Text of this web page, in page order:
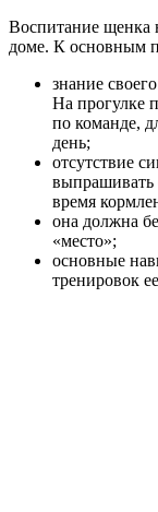
Воспитание щенка
доме. К основным
знание
На прогулке
по команде,
день;
отсутствие
выпрашивать
время
она должна
«место»;
основные
тренировок